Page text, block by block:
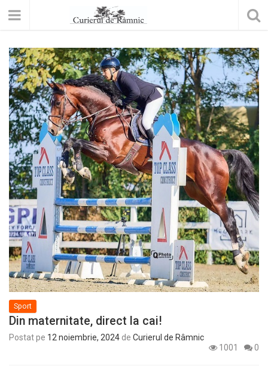
Sport
Din maternitate, direct la cai!
Postat pe 12 noiembrie, 2024 de Curierul de Râmnic
1001
0